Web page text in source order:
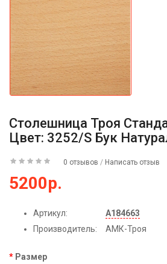
Столешница Троя
Цвет: 3252/S Бук
0 отзывов / Написать отзыв
5200р.
Артикул:
А184663
Производитель:
АМК-Троя
Размер